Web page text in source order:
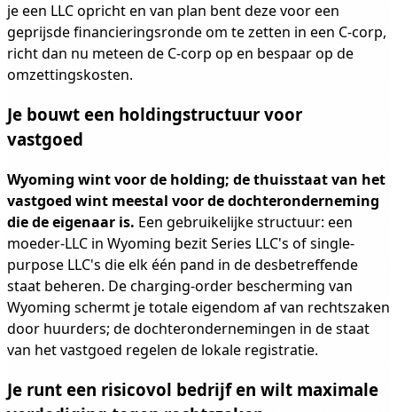
je een LLC opricht en van plan bent deze voor een
geprijsde financieringsronde om te zetten in een C-corp,
richt dan nu meteen de C-corp op en bespaar op de
omzettingskosten.
Je bouwt een holdingstructuur voor
vastgoed
Wyoming wint voor de holding; de thuisstaat van het
vastgoed wint meestal voor de dochteronderneming
die de eigenaar is. Een gebruikelijke structuur: een
moeder-LLC in Wyoming bezit Series LLC's of single-
purpose LLC's die elk één pand in de desbetreffende
staat beheren. De charging-order bescherming van
Wyoming schermt je totale eigendom af van rechtszaken
door huurders; de dochterondernemingen in de staat
van het vastgoed regelen de lokale registratie.
Je runt een risicovol bedrijf en wilt maximale